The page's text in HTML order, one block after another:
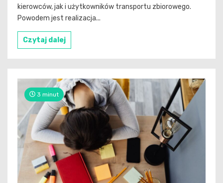
kierowców, jak i użytkowników transportu zbiorowego.
Powodem jest realizacja...
Czytaj dalej
3 minut